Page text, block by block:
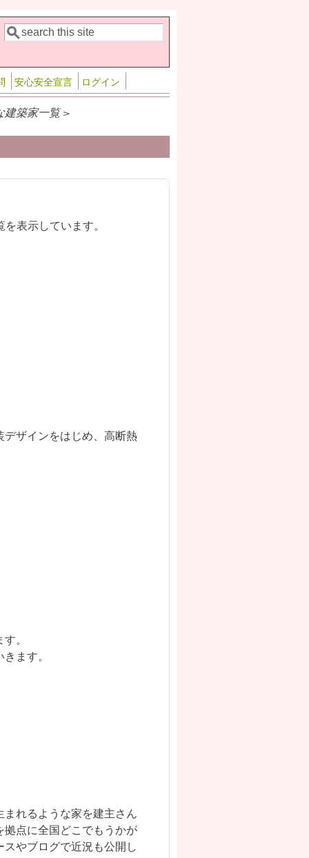
検索フォーム
検索
安心安全宣言 ログイン
築家一覧 >
表示しています。
ザインをはじめ、高断熱
。
ます。
れるような家を建主さん
点に全国どこでもうかが
やブログで近況も公開し